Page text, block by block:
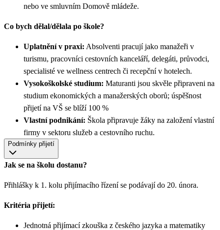
nebo ve smluvním Domově mládeže.
Co bych dělal/dělala po škole?
Uplatnění v praxi: Absolventi pracují jako manažeři v
turismu, pracovníci cestovních kanceláří, delegáti, průvodci,
specialisté ve wellness centrech či recepční v hotelech.
Vysokoškolské studium: Maturanti jsou skvěle připraveni na
studium ekonomických a manažerských oborů; úspěšnost
přijetí na VŠ se blíží 100 %
Vlastní podnikání: Škola připravuje žáky na založení vlastní
firmy v sektoru služeb a cestovního ruchu.
Podmínky přijetí
Jak se na školu dostanu?
Přihlášky k 1. kolu přijímacího řízení se podávají do 20. února.
Kritéria přijetí:
Jednotná přijímací zkouška z českého jazyka a matematiky